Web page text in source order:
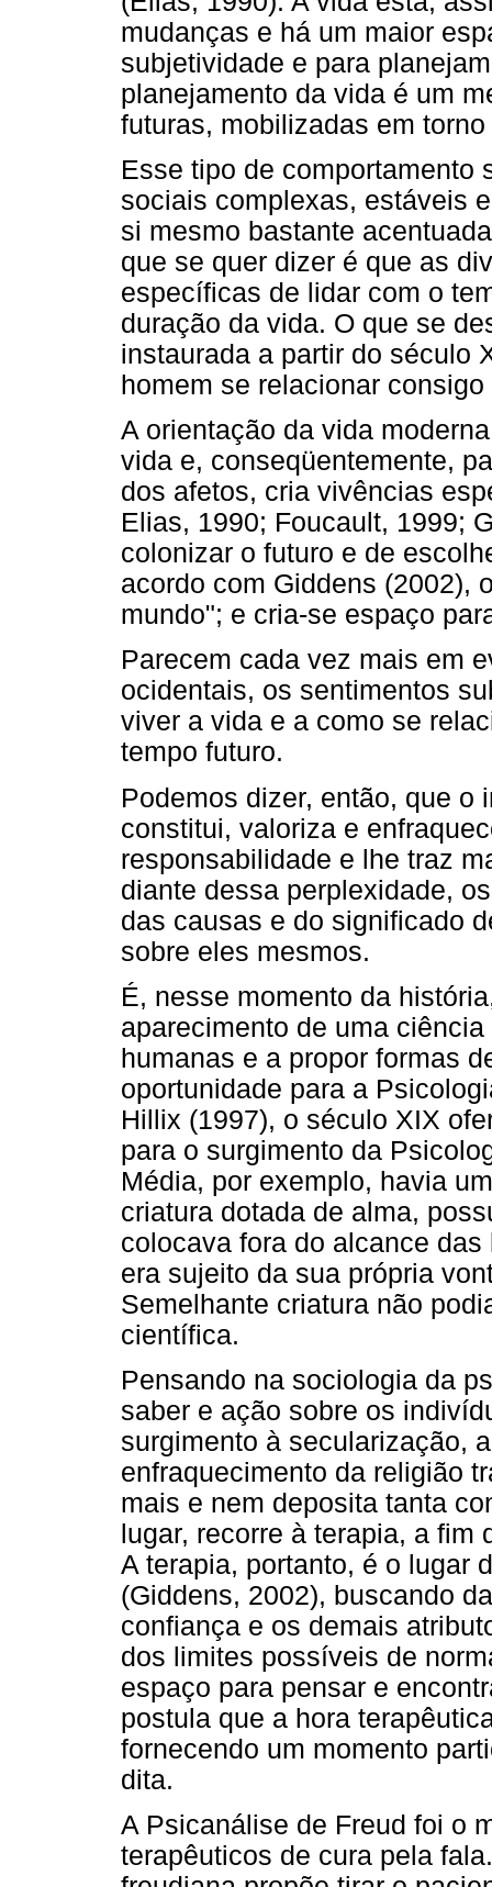
mudanças e há um maior
subjetividade e para
planejamento da vida é um
futuras, mobilizadas em
Esse tipo de comportamento
sociais complexas, estáveis
si mesmo bastante
que se quer dizer é que as
específicas de lidar com o
duração da vida. O que se
instaurada a partir do século
homem se relacionar
A orientação da vida
vida e, conseqüentemente,
dos afetos, cria vivências
Elias, 1990; Foucault, 1999;
colonizar o futuro e de
acordo com Giddens (2002),
mundo"; e cria-se espaço
Parecem cada vez mais em
ocidentais, os sentimentos
viver a vida e a como se
tempo futuro.
Podemos dizer, então, que o
constitui, valoriza e
responsabilidade e lhe traz
diante dessa perplexidade,
das causas e do significado
sobre eles mesmos.
É, nesse momento da
aparecimento de uma
humanas e a propor formas
oportunidade para a
Hillix (1997), o século XIX
para o surgimento da
Média, por exemplo, havia
criatura dotada de alma,
colocava fora do alcance
era sujeito da sua própria
Semelhante criatura não
científica.
Pensando na sociologia da
saber e ação sobre os
surgimento à secularização,
enfraquecimento da religião
mais e nem deposita tanta
lugar, recorre à terapia, a fim
A terapia, portanto, é o lugar
(Giddens, 2002), buscando
confiança e os demais
dos limites possíveis de
espaço para pensar e
postula que a hora
fornecendo um momento
dita.
A Psicanálise de Freud foi o
terapêuticos de cura pela